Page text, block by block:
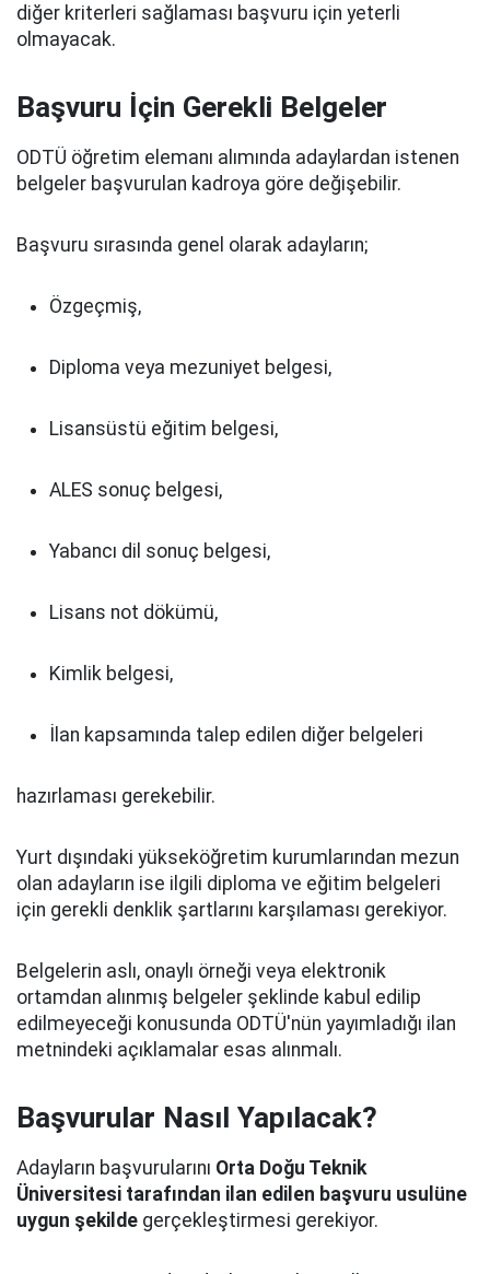
diğer kriterleri sağlaması başvuru için yeterli
olmayacak.
Başvuru İçin Gerekli Belgeler
ODTÜ öğretim elemanı alımında adaylardan istenen
belgeler başvurulan kadroya göre değişebilir.
Başvuru sırasında genel olarak adayların;
Özgeçmiş,
Diploma veya mezuniyet belgesi,
Lisansüstü eğitim belgesi,
ALES sonuç belgesi,
Yabancı dil sonuç belgesi,
Lisans not dökümü,
Kimlik belgesi,
İlan kapsamında talep edilen diğer belgeleri
hazırlaması gerekebilir.
Yurt dışındaki yükseköğretim kurumlarından mezun
olan adayların ise ilgili diploma ve eğitim belgeleri
için gerekli denklik şartlarını karşılaması gerekiyor.
Belgelerin aslı, onaylı örneği veya elektronik
ortamdan alınmış belgeler şeklinde kabul edilip
edilmeyeceği konusunda ODTÜ'nün yayımladığı ilan
metnindeki açıklamalar esas alınmalı.
Başvurular Nasıl Yapılacak?
Adayların başvurularını Orta Doğu Teknik
Üniversitesi tarafından ilan edilen başvuru usulüne
uygun şekilde gerçekleştirmesi gerekiyor.